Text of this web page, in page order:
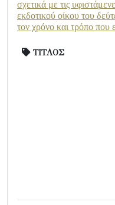
σχετικά με τις
εκδοτικού οίκου του
τον χρόνο και τρόπο που
ΤΙΤΛΟΣ